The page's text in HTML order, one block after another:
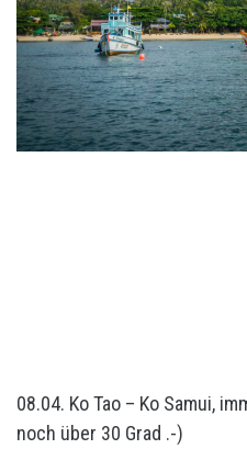
08.04. Ko Tao – Ko Samui,
noch über 30 Grad .-)